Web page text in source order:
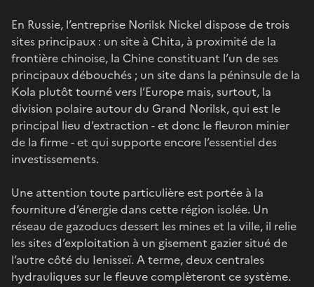
En Russie, l’entreprise Norilsk Nickel dispose de trois
sites principaux : un site à Chita, à proximité de la
frontière chinoise, la Chine constituant l’un de ses
principaux débouchés ; un site dans la péninsule de la
Kola plutôt tourné vers l’Europe mais, surtout, la
division polaire autour du Grand Norilsk, qui est le
principal lieu d’extraction - et donc le fleuron minier
de la firme - et qui supporte encore l’essentiel des
investissements.
Une attention toute particulière est portée à la
fourniture d’énergie dans cette région isolée. Un
réseau de gazoducs dessert les mines et la ville, il relie
les sites d’exploitation à un gisement gazier situé de
l’autre côté du Ienisseï. A terme, deux centrales
hydrauliques sur le fleuve complèteront ce système.